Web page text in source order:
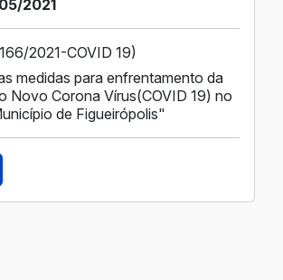
2021
2021-COVID 19)
medidas para enfrentamento da
Novo Corona Vírus(COVID 19) no
de Figueirópolis"